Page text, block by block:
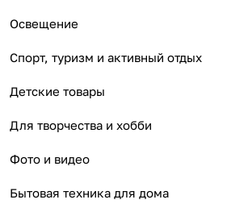
Освещение
Спорт, туризм и активный отдых
Детские товары
Для творчества и хобби
Фото и видео
Бытовая техника для дома